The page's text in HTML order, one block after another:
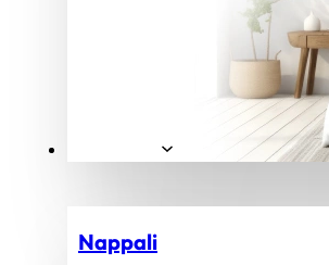
Nappali